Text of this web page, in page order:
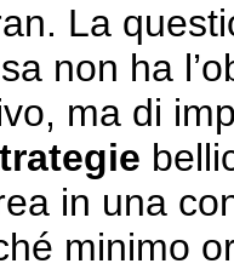
La
non ha
ma di
in una
minimo